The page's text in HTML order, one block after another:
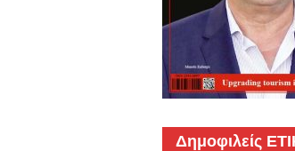
Δημοφιλείς